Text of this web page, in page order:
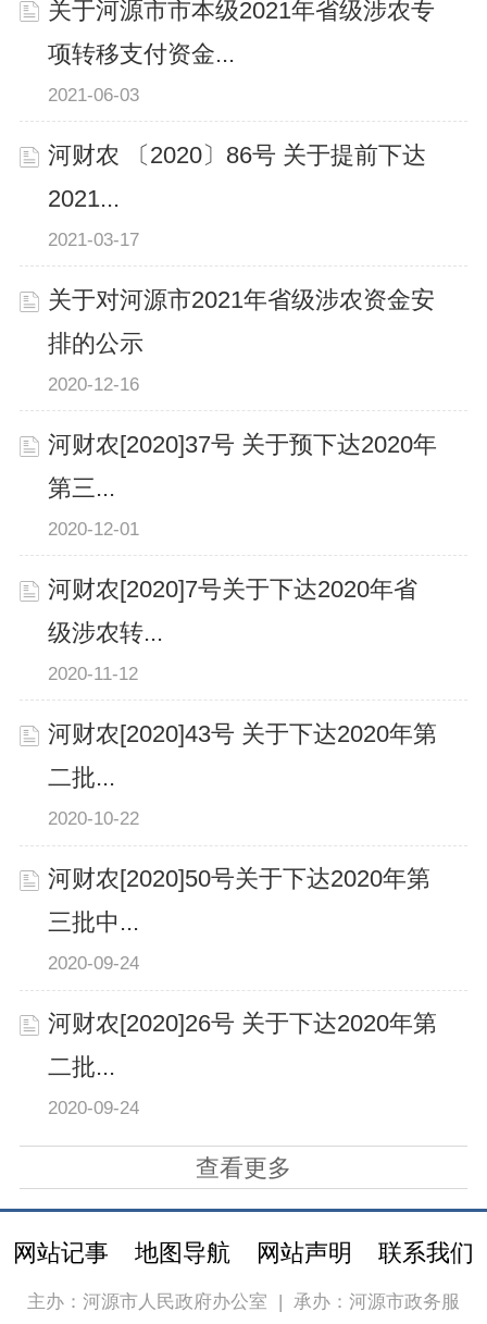
关于河源市市本级2021年省级涉农专
项转移支付资金...
2021-06-03
河财农 〔2020〕86号 关于提前下达
2021...
2021-03-17
关于对河源市2021年省级涉农资金安
排的公示
2020-12-16
河财农[2020]37号 关于预下达2020年
第三...
2020-12-01
河财农[2020]7号关于下达2020年省
级涉农转...
2020-11-12
河财农[2020]43号 关于下达2020年第
二批...
2020-10-22
河财农[2020]50号关于下达2020年第
三批中...
2020-09-24
河财农[2020]26号 关于下达2020年第
二批...
2020-09-24
查看更多
网站记事 地图导航 网站声明 联系我们
主办：河源市人民政府办公室 承办：河源市政务服